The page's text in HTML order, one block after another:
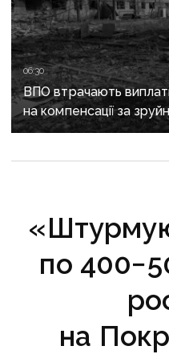
06:30
ВПО втрачають
на компенсації за
вимагає змін від уряду
по
на